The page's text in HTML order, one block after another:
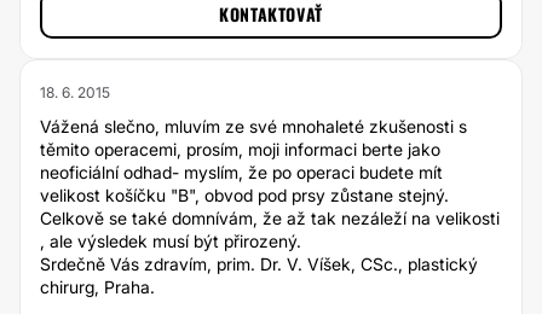
KONTAKTOVAŤ
18. 6. 2015
Vážená slečno, mluvím ze své mnohaleté zkušenosti s
těmito operacemi, prosím, moji informaci berte jako
neoficiální odhad- myslím, že po operaci budete mít
velikost košíčku "B", obvod pod prsy zůstane stejný.
Celkově se také domnívám, že až tak nezáleží na velikosti
, ale výsledek musí být přirozený.
Srdečně Vás zdravím, prim. Dr. V. Víšek, CSc., plastický
chirurg, Praha.